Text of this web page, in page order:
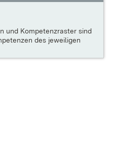
und Kompetenzraster sind
des jeweiligen